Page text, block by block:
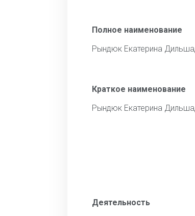
Полное наименование
Рындюк Екатерина
Краткое наименование
Рындюк Екатерина
Деятельность